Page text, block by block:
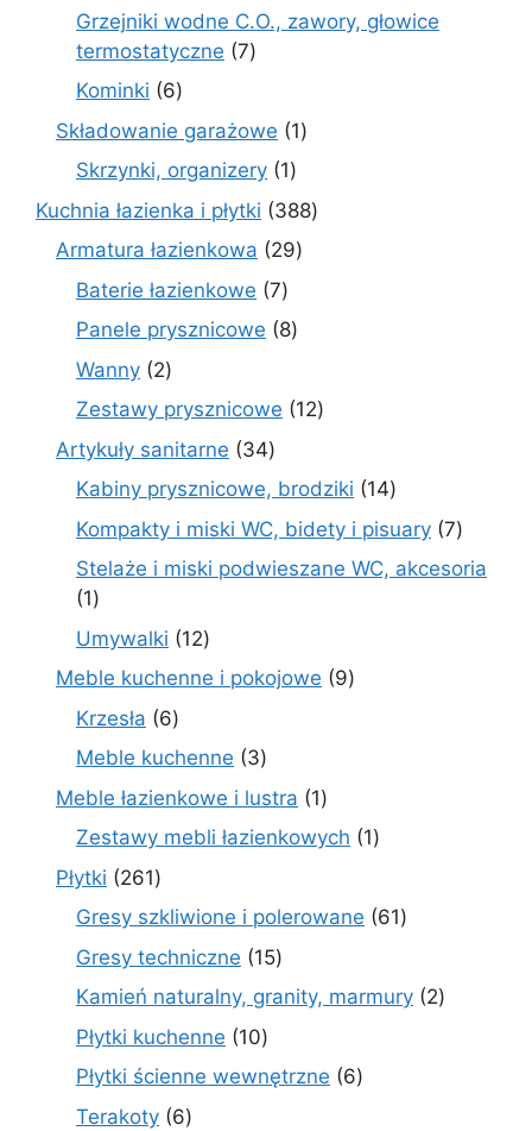
produkty
Grzejniki wodne C.O., zawory, głowice
termostatyczne 77
Kominki 66
produktów
Składowanie garażowe 11
Skrzynki, organizery 11
produkt
Kuchnia łazienka i płytki 388388
Armatura łazienkowa 2929
Baterie łazienkowe 77
produktów
Panele prysznicowe 88
Wanny 22
produkty
Zestawy prysznicowe 1212
Artykuły sanitarne 3434
produkty
Kabiny prysznicowe, brodziki 1414
produktów
Kompakty i miski WC, bidety i pisuary 77
Stelaże i miski podwieszane WC, akcesoria
11
produkt
Umywalki 1212
produktów
Meble kuchenne i pokojowe 99
Krzesła 66
produktów
Meble kuchenne 33
produkty
Meble łazienkowe i lustra 11
produkt
Zestawy mebli łazienkowych 11
Płytki 261261
produktów
Gresy szkliwione i polerowane 6161
Gresy techniczne 1515
produktów
Kamień naturalny, granity, marmury 22
Płytki kuchenne 1010
produktów
Płytki ścienne wewnętrzne 66
Terakoty 66